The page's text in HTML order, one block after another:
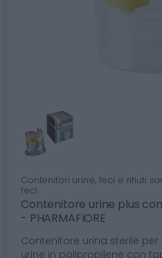
Contenitori urine, feci e rifiuti
feci
Contenitore urine plus
- PHARMAFIORE
Contenitore urina sterile
urine in polipropilene con